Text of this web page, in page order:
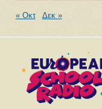
« Οκτ Δεκ »